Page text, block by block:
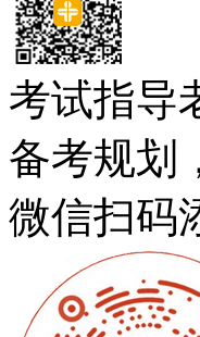
考试指导
备考规划
微信扫码